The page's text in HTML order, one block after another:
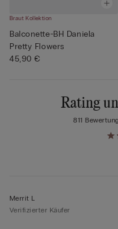
Braut Kollektion
Balconette-BH Daniela
Pretty Flowers
45,90 €
Rating
811
Merrit L
Verifizierter Käufer